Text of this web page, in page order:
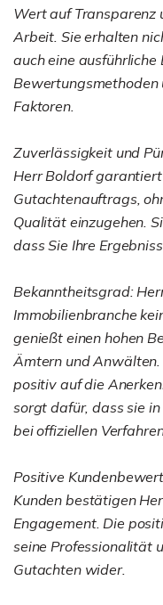
Wert auf Transparenz
Arbeit. Sie erhalten
auch eine ausführliche
Faktoren.
Zuverlässigkeit und
Herr Boldorf
Gutachtenauftrags,
Qualität einzugehen.
dass Sie Ihre
Bekanntheitsgrad:
Immobilienbranche
genießt einen hohen
Ämtern und
positiv auf die
sorgt dafür, dass sie
bei offiziellen
Positive
Kunden bestätigen
Engagement. Die
seine Professionalität
Gutachten wider.